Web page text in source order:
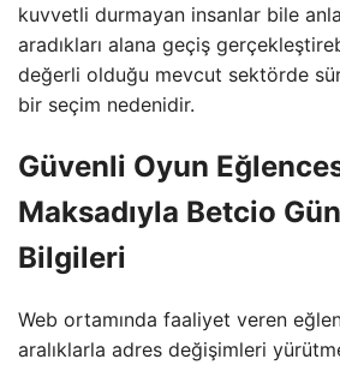
kuvvetli durmayan insanlar bile
aradıkları alana geçiş
değerli olduğu mevcut sektörde
bir seçim nedenidir.
Güvenli Oyun
Maksadıyla Betcio
Bilgileri
Web ortamında faaliyet veren
aralıklarla adres değişimleri